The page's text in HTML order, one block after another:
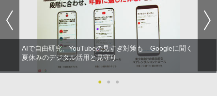
AIで自由研究、YouTubeの見すぎ対策も Googleに聞く
夏休みのデジタル活用と見守り
● ● ●